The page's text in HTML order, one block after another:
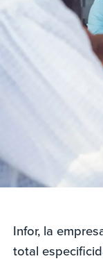
Infor, la
total